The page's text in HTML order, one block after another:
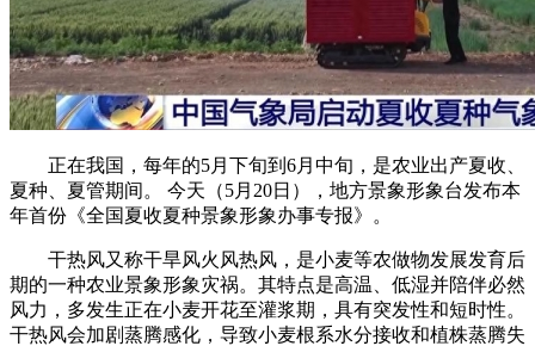
正在我国，每年的5月下旬到6月中旬，是农业出产夏收、
夏种、夏管期间。 今天（5月20日），地方景象形象台发布本
年首份《全国夏收夏种景象形象办事专报》。
干热风又称干旱风火风热风，是小麦等农做物发展发育后
期的一种农业景象形象灾祸。其特点是高温、低湿并陪伴必然
风力，多发生正在小麦开花至灌浆期，具有突发性和短时性。
干热风会加剧蒸腾感化，导致小麦根系水分接收和植株蒸腾失